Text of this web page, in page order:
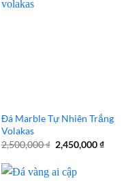
Đá Marble Tự Nhiên Trắng
Volakas
2,500,000₫ Giá
gốc
2,500,000 ₫.
2,450,000₫Giá